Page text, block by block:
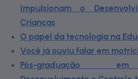
Impulsionam o
Crianças
O papel da tecnologia na
Você já ouviu falar em
Pós-graduação em